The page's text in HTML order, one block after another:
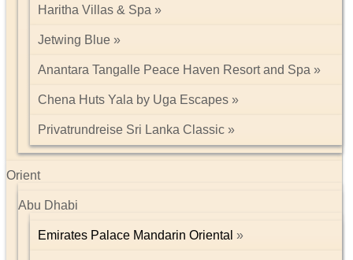
Haritha Villas & Spa
Jetwing Blue
Anantara Tangalle Peace Haven Resort and Spa
Chena Huts Yala by Uga Escapes
Privatrundreise Sri Lanka Classic
Orient
Abu Dhabi
Emirates Palace Mandarin Oriental